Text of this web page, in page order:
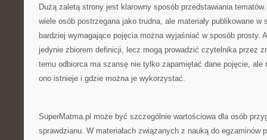
Dużą zaletą strony jest klarowny sposób przedstawiania
wiele osób postrzegana jako trudna, ale materiały publikowane w
bardziej wymagające pojęcia można wyjaśniać w sposób prosty.
jedynie zbiorem definicji, lecz mogą prowadzić czytelnika przez
temu odbiorca ma szansę nie tylko zapamiętać dane pojęcie, ale
ono istnieje i gdzie można je wykorzystać.
SuperMatma.pl może być szczególnie wartościowa dla osób
sprawdzianu. W materiałach związanych z nauką do egzaminów